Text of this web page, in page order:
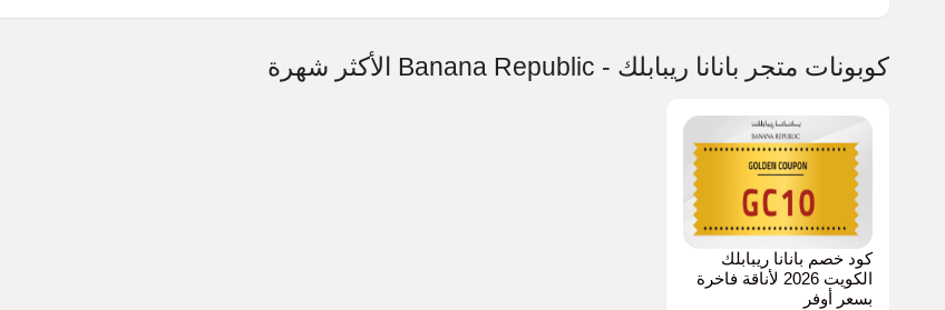
كوبونات متجر بانانا ريبابلك - Banana Republic الأكثر شهرة
كود خصم بانانا ريبابلك
الكويت 2026 لأناقة فاخرة
بسعر أوفر